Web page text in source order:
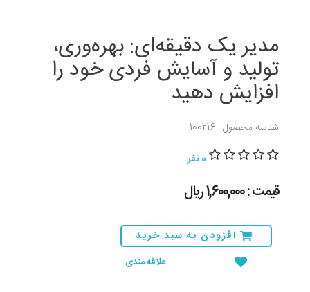
مدیر یک دقیقه‌ای: بهره‌وری،
تولید و آسایش فردی خود را
افزایش دهید
شناسه محصول : 100216
0 نفر
قیمت : 1,600,000 ريال
افزودن به سبد خرید
علاقه مندی